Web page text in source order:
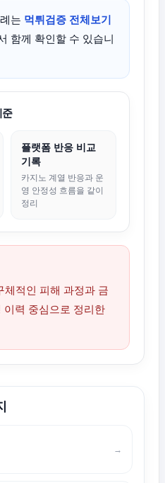
는 먹튀검증 전체보기
함께 확인할 수 있습니
준
플랫폼 반응 비교
기록
카지노 계열 반응과 운
영 안정성 흐름을 같이
정리
체적인 피해 과정과 금
이력 중심으로 정리한
→